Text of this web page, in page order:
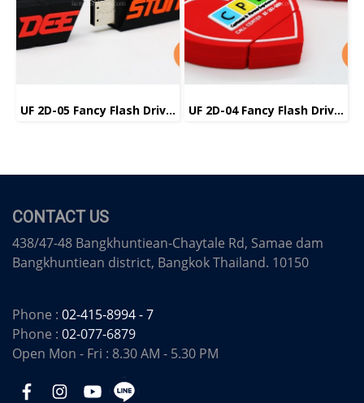
UF 2D-05 Fancy Flash Drive แฟลชไดร์ฟ แฟนซี UF 2D-04 Fancy Flash Drive แฟลชไดร์ฟ แฟนซี
CONTACT US
438/47-48 Bangkhuntiean-Chaytale Rd, Samae dam
Bangkhuntiean district, Bangkok Thailand. 10150
Phone : 02-415-8994 - 7
Phone : 02-077-6879
Open Mon - Fri : 8.30 AM - 5.30 PM